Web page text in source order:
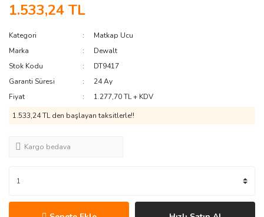
1.533,24 TL
Kategori
Matkap Ucu
Marka
Dewalt
Stok Kodu
DT9417
Garanti Süresi
24 Ay
Fiyat
1.277,70 TL + KDV
1.533,24 TL den başlayan taksitlerle!!
Kargo bedava